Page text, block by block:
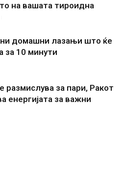
на вашата тироидна
домашни лазањи што ќе
за 10 минути
размислува за пари, Ракот
енергијата за важни